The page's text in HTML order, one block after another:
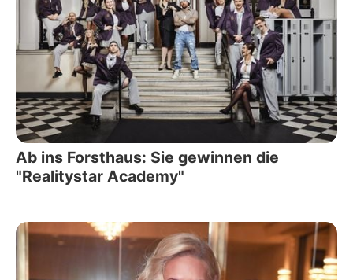
Ab ins Forsthaus: Sie gewinnen die
"Realitystar Academy"